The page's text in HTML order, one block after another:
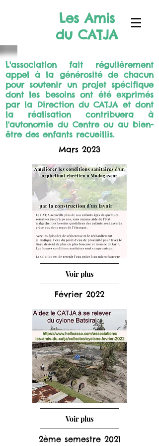
Les Amis
du CATJA
L'association fait régulièrement
appel à la générosité de chacun
pour soutenir un projet spécifique
dont les besoins ont été exprimés
par la Direction du CATJA et dont
la réalisation contribuera à
l'autonomie du Centre ou au bien-
être des enfants recueillis.
Mars 2023
Voir plus
Février 2022
Voir plus
2ème semestre 2021